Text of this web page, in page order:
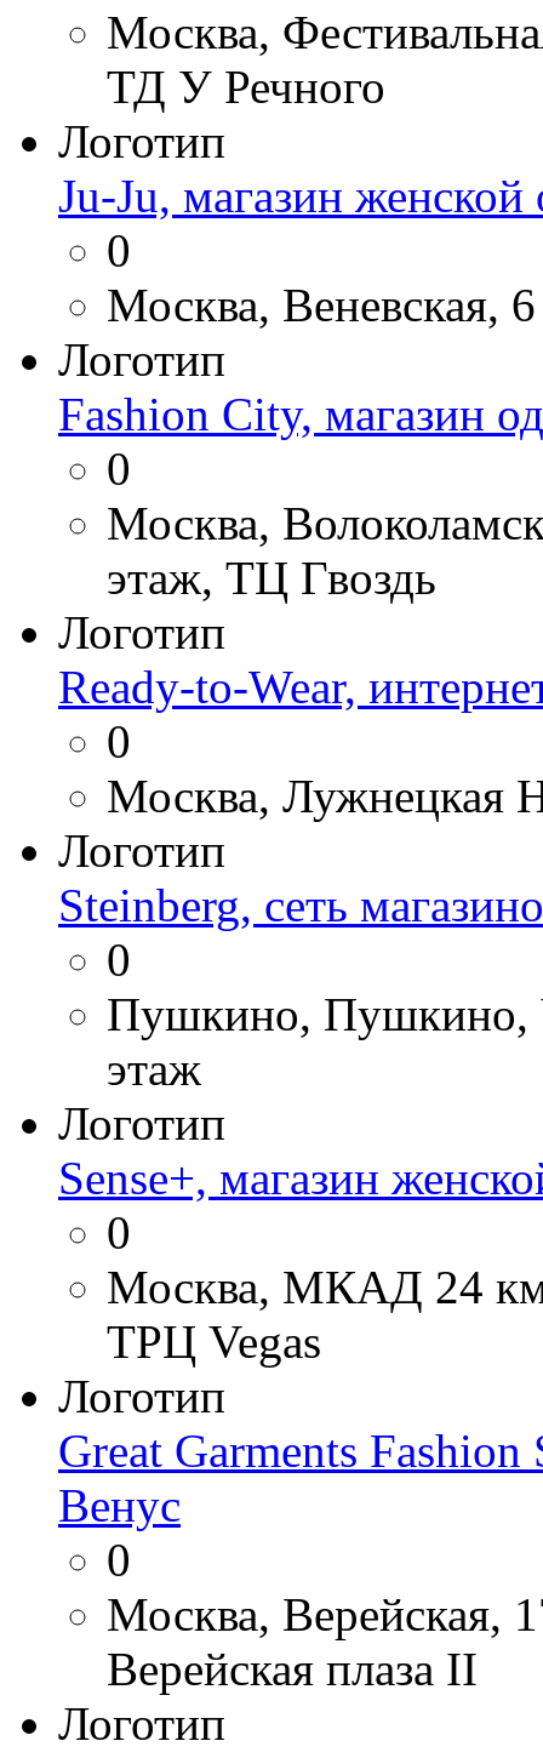
Москва,
ТД У Речного
Логотип
Ju-Ju, магазин
0
Москва, Веневская,
Логотип
Fashion City, магазин
0
Москва,
этаж, ТЦ Гвоздь
Логотип
Ready-to-Wear,
0
Москва, Лужнецкая
Логотип
Steinberg, сеть
0
Пушкино, Пушкино,
этаж
Логотип
Sense+, магазин
0
Москва, МКАД 24
ТРЦ Vegas
Логотип
Great Garments
Венус
0
Москва, Верейская,
Верейская плаза II
Логотип